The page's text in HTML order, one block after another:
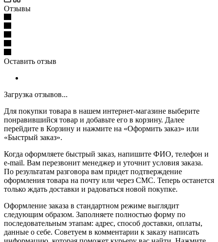
Отзывы
Оставить отзыв
Загрузка отзывов...
Для покупки товара в нашем интернет-магазине выберите
понравившийся товар и добавьте его в корзину. Далее
перейдите в Корзину и нажмите на «Оформить заказ» или
«Быстрый заказ».
Когда оформляете быстрый заказ, напишите ФИО, телефон и
e-mail. Вам перезвонит менеджер и уточнит условия заказа.
По результатам разговора вам придет подтверждение
оформления товара на почту или через СМС. Теперь останется
только ждать доставки и радоваться новой покупке.
Оформление заказа в стандартном режиме выглядит
следующим образом. Заполняете полностью форму по
последовательным этапам: адрес, способ доставки, оплаты,
данные о себе. Советуем в комментарии к заказу написать